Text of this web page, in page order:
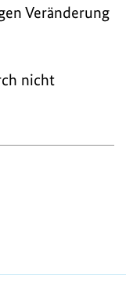
Veränderung
nicht